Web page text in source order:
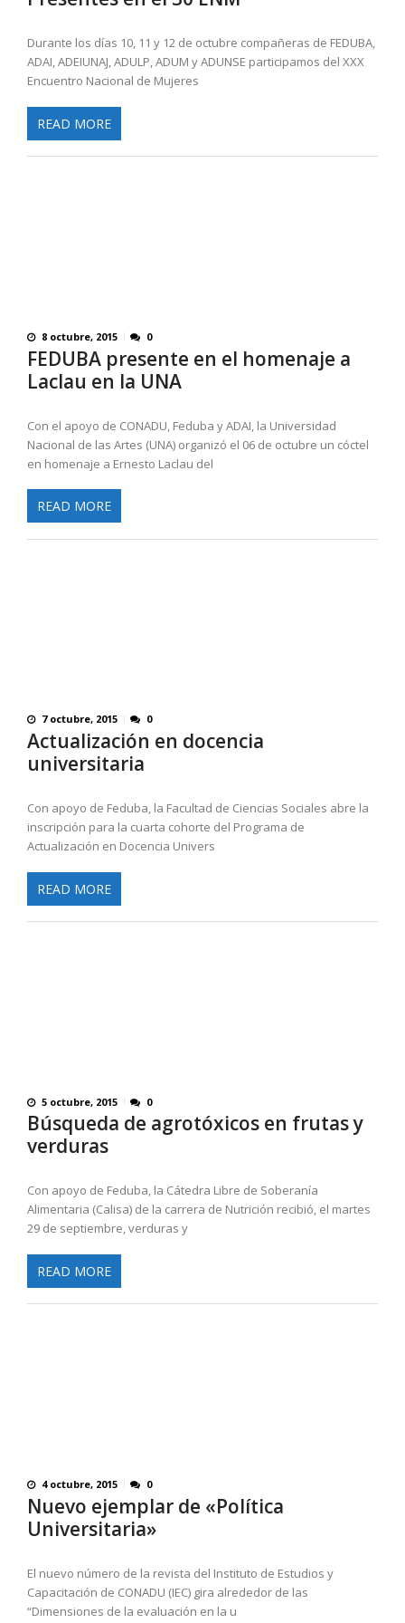
Durante los días 10, 11 y 12 de octubre compañeras de FEDUBA,
ADAI, ADEIUNAJ, ADULP, ADUM y ADUNSE participamos del XXX
Encuentro Nacional de Mujeres
READ MORE
8 octubre, 2015 0
FEDUBA presente en el homenaje a
Laclau en la UNA
Con el apoyo de CONADU, Feduba y ADAI, la Universidad
Nacional de las Artes (UNA) organizó el 06 de octubre un cóctel
en homenaje a Ernesto Laclau del
READ MORE
7 octubre, 2015 0
Actualización en docencia
universitaria
Con apoyo de Feduba, la Facultad de Ciencias Sociales abre la
inscripción para la cuarta cohorte del Programa de
Actualización en Docencia Univers
READ MORE
5 octubre, 2015 0
Búsqueda de agrotóxicos en frutas y
verduras
Con apoyo de Feduba, la Cátedra Libre de Soberanía
Alimentaria (Calisa) de la carrera de Nutrición recibió, el martes
29 de septiembre, verduras y
READ MORE
4 octubre, 2015 0
Nuevo ejemplar de «Política
Universitaria»
El nuevo número de la revista del Instituto de Estudios y
Capacitación de CONADU (IEC) gira alrededor de las
“Dimensiones de la evaluación en la u